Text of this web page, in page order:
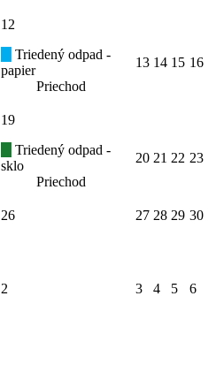
12
Triedený odpad -
papier
Priechod
13 14 15 16
19
Triedený odpad -
sklo
Priechod
20 21 22 23
26 27 28 29 30
2 3 4 5 6